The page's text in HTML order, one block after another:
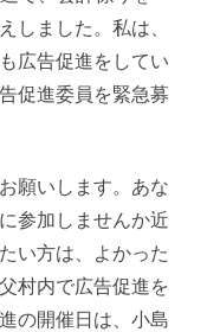
しました。私は、
広告促進をしてい
促進委員を緊急募
願いします。あな
参加しませんか近
い方は、よかった
村内で広告促進を
の開催日は、小島